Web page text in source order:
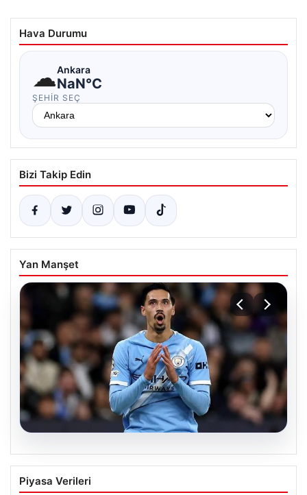
Hava Durumu
☁Ankara
NaN°C
ŞEHIR SEÇ
Bizi Takip Edin
Yan Manşet
04.08.2026
Galatasaray’da orta sahaya dev isim!
Manchester City’nin yıldızı Tijjani
Piyasa Verileri